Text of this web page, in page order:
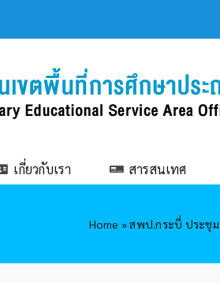
เกี่ยวกับเรา สารสนเทศ
Home »สพป.กระบี่ ประชุม